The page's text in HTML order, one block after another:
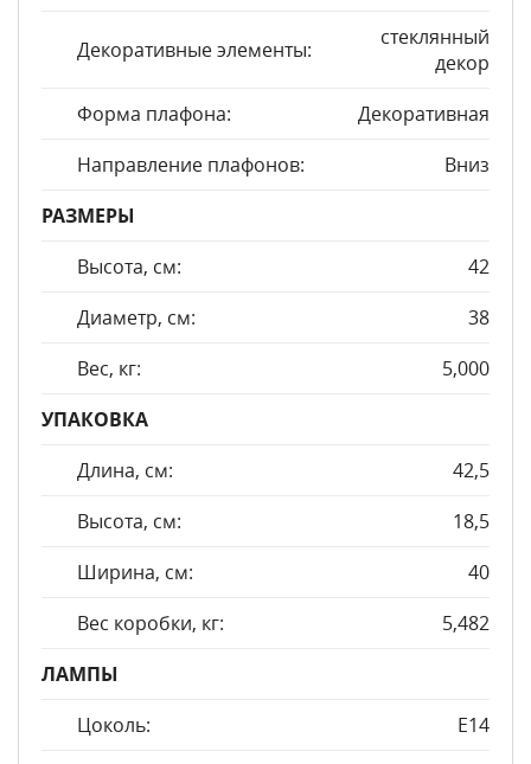
Декоративные элементы:
стеклянный
декор
Форма плафона:
Декоративная
Направление плафонов:
Вниз
РАЗМЕРЫ
Высота, см:
42
Диаметр, см:
38
Вес, кг:
5,000
УПАКОВКА
Длина, см:
42,5
Высота, см:
18,5
Ширина, см:
40
Вес коробки, кг:
5,482
ЛАМПЫ
Цоколь:
E14